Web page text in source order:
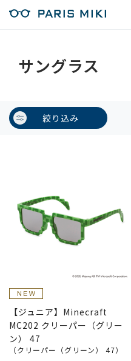
サングラス
絞り込み
【ジュニア】Minecraft
MC202 クリーパー（グリー
ン） 47
（クリーパー（グリーン） 47）